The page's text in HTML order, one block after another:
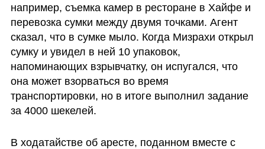
например, съемка камер в ресторане в Хайфе и
перевозка сумки между двумя точками. Агент
сказал, что в сумке мыло. Когда Мизрахи открыл
сумку и увидел в ней 10 упаковок,
напоминающих взрывчатку, он испугался, что
она может взорваться во время
транспортировки, но в итоге выполнил задание
за 4000 шекелей.
В ходатайстве об аресте, поданном вместе с